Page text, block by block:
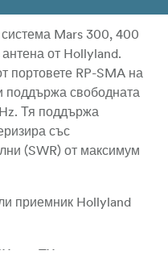
Mars 300, 400
от Hollyland.
портовете RP-SMA на
поддържа свободната
Тя поддържа
със
(SWR) от максимум
приемник Hollyland
или TX